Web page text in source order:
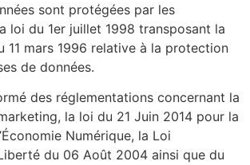
sont protégées par les
loi du 1er juillet 1998 transposant la
11 mars 1996 relative à la protection
de données.
des réglementations concernant la
la loi du 21 Juin 2014 pour la
Numérique, la Loi
du 06 Août 2004 ainsi que du